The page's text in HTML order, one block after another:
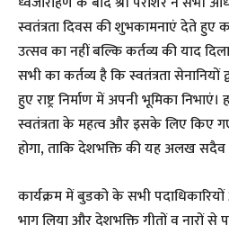
स्वतंत्रता दिवस की शुभकामनाएं देते
उत्सव का नहीं बल्कि कर्तव्य की याद
सभी का कर्तव्य है कि स्वतंत्रता सेनानियों
हुए राष्ट्र निर्माण में अपनी भूमिका
स्वतंत्रता के महत्व और इसके लिए किए
होगा, ताकि देशभक्ति की यह अलख सदैव
कार्यक्रम में बुडको के सभी
भाग लिया और देशभक्ति गीतों व नारों से